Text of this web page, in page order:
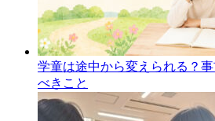
学童は途中から変えられる？
べきこと